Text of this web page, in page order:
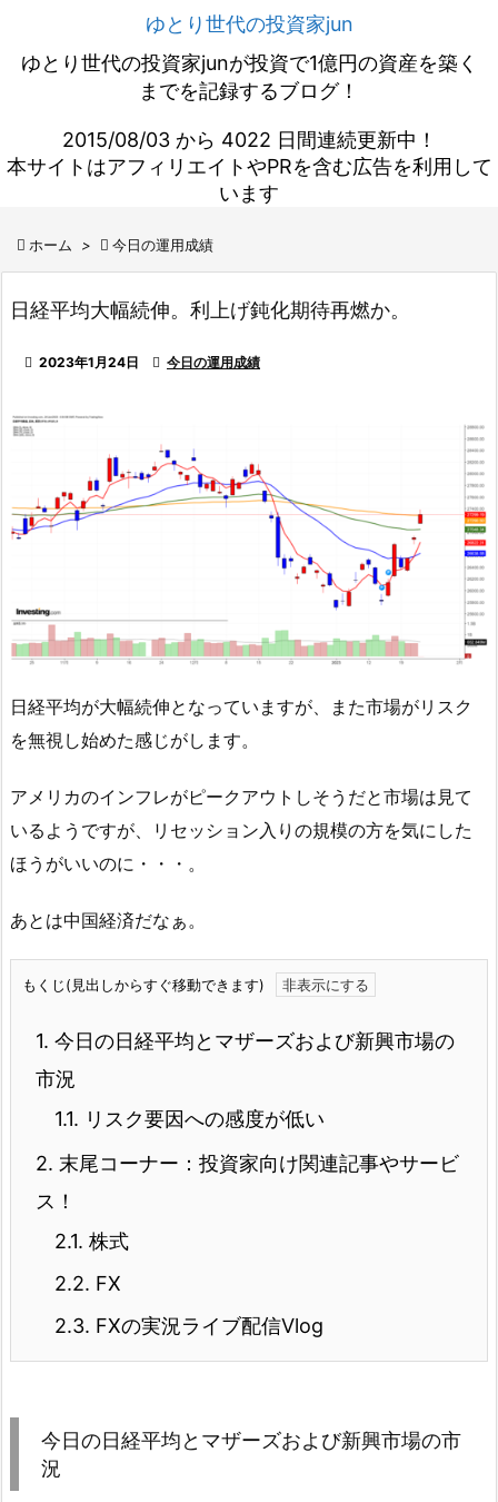
ゆとり世代の投資家jun
ゆとり世代の投資家junが投資で1億円の資産を築く
までを記録するブログ！
2015/08/03 から 4022 日間連続更新中！
本サイトはアフィリエイトやPRを含む広告を利用して
います
 ホーム >  今日の運用成績
日経平均大幅続伸。利上げ鈍化期待再燃か。
 2023年1月24日  今日の運用成績
日経平均が大幅続伸となっていますが、また市場がリスク
を無視し始めた感じがします。
アメリカのインフレがピークアウトしそうだと市場は見て
いるようですが、リセッション入りの規模の方を気にした
ほうがいいのに・・・。
あとは中国経済だなぁ。
もくじ(見出しからすぐ移動できます)
1. 今日の日経平均とマザーズおよび新興市場の
市況
1.1. リスク要因への感度が低い
2. 末尾コーナー：投資家向け関連記事やサービ
ス！
2.1. 株式
2.2. FX
2.3. FXの実況ライブ配信Vlog
今日の日経平均とマザーズおよび新興市場の市
況